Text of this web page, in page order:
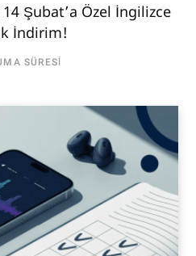
Şubat’a Özel İngilizce
İndirim!
SÜRESI